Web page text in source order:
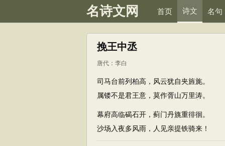
名诗文网 首页 诗文 名句
挽王中丞
唐代 ： 李白
司马台前列柏高，风云犹自夹旌旄。
属镂不是君王意，莫作胥山万里涛。
幕府高临碣石开，蓟门丹旐重徘徊。
沙场入夜多风雨，人见亲提铁骑来！